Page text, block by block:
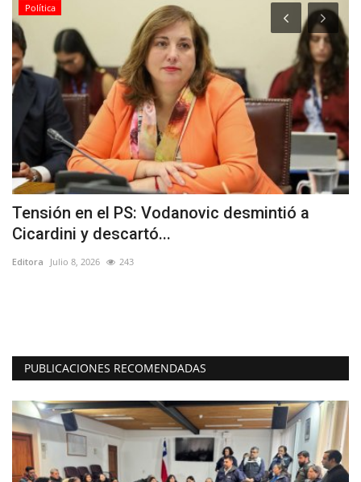
Política
Tensión en el PS: Vodanovic desmintió a
Cicardini y descartó...
Editora Julio 8, 2026 243
PUBLICACIONES RECOMENDADAS